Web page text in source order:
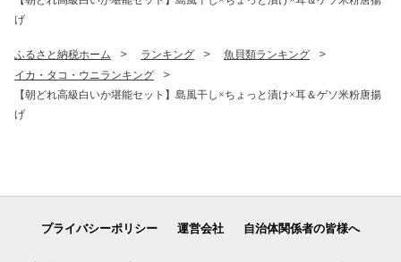
げ
ふるさと納税ホーム ランキング
魚貝類ランキング
イカ・タコ・ウニランキング
【朝どれ高級白いか堪能セット】島風干し×ちょっと漬け×耳＆ゲソ米粉唐揚
げ
プライバシーポリシー 運営会社 自治体関係者の皆様へ